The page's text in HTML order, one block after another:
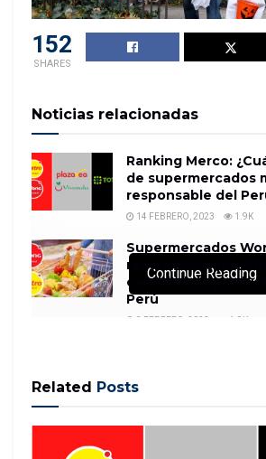
152
SHARES
Noticias relacionadas
Ranking Merco:
de supermercados
responsable del
14 FEBRERO, 2023 1.9K
Supermercados
reconocidos por
cantidad de
Perú
8 FEBRERO, 2023 1.9K
Continue Reading
Related Posts